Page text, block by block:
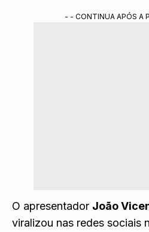
- - CONTINUA APÓS A
O apresentador João
viralizou nas redes sociais